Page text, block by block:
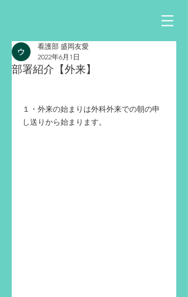
部署紹介【外来】
看護部 盛岡友愛
2022年6月1日
１・外来の始まりは外科外来での朝の申
し送りから始まります。